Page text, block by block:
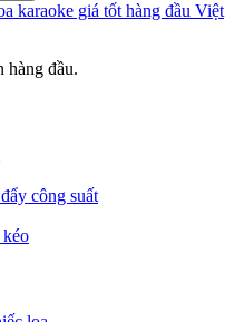
hàng đầu.
công suất